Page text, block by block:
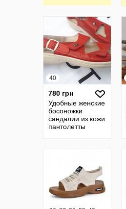
40
780 грн
Удобные женские
босоножки
сандалии из кожи
пантолетты